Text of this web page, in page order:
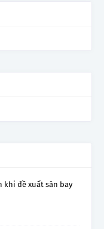
khi đề xuất sân bay